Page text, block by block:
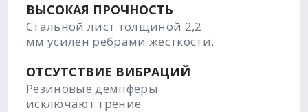
ВЫСОКАЯ ПРОЧНОСТЬ
Стальной лист толщиной 2,2
мм усилен ребрами жесткости.
ОТСУТСТВИЕ ВИБРАЦИЙ
Резиновые демпферы
исключают трение